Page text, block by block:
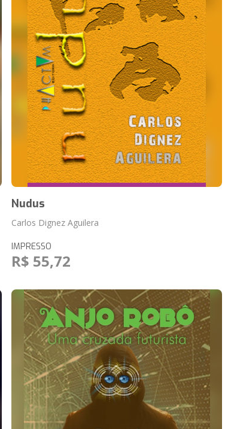
Nudus
Carlos Dignez Aguilera
IMPRESSO
R$ 55,72